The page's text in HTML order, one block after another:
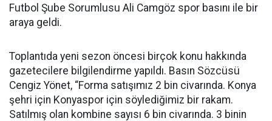
Futbol Şube Sorumlusu Ali Camgöz spor basını ile bir
araya geldi.
Toplantıda yeni sezon öncesi birçok konu hakkında
gazetecilere bilgilendirme yapıldı. Basın Sözcüsü
Cengiz Yönet, “Forma satışımız 2 bin civarında. Konya
şehri için Konyaspor için söylediğimiz bir rakam.
Satılmış olan kombine sayısı 6 bin civarında. 3 binin